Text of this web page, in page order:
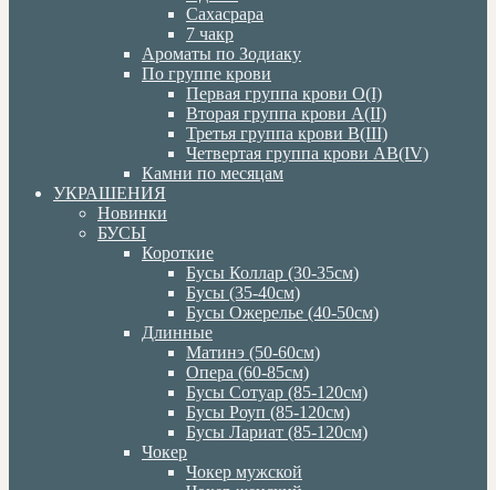
Сахасрара
7 чакр
Ароматы по Зодиаку
По группе крови
Первая группа крови О(I)
Вторая группа крови А(II)
Третья группа крови В(III)
Четвертая группа крови АВ(IV)
Камни по месяцам
УКРАШЕНИЯ
Новинки
БУСЫ
Короткие
Бусы Коллар (30-35см)
Бусы (35-40см)
Бусы Ожерелье (40-50см)
Длинные
Матинэ (50-60см)
Опера (60-85см)
Бусы Сотуар (85-120см)
Бусы Роуп (85-120см)
Бусы Лариат (85-120см)
Чокер
Чокер мужской